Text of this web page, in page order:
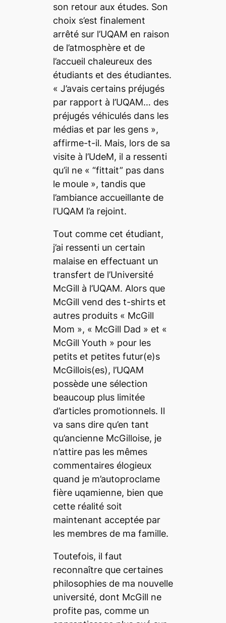
son retour aux études. Son
choix s’est finalement
arrêté sur l’UQAM en raison
de l’atmosphère et de
l’accueil chaleureux des
étudiants et des étudiantes.
« J’avais certains préjugés
par rapport à l’UQAM… des
préjugés véhiculés dans les
médias et par les gens »,
affirme-t-il. Mais, lors de sa
visite à l’UdeM, il a ressenti
qu’il ne « “fittait” pas dans
le moule », tandis que
l’ambiance accueillante de
l’UQAM l’a rejoint.
Tout comme cet étudiant,
j’ai ressenti un certain
malaise en effectuant un
transfert de l’Université
McGill à l’UQAM. Alors que
McGill vend des t-shirts et
autres produits « McGill
Mom », « McGill Dad » et «
McGill Youth » pour les
petits et petites futur(e)s
McGillois(es), l’UQAM
possède une sélection
beaucoup plus limitée
d’articles promotionnels. Il
va sans dire qu’en tant
qu’ancienne McGilloise, je
n’attire pas les mêmes
commentaires élogieux
quand je m’autoproclame
fière uqamienne, bien que
cette réalité soit
maintenant acceptée par
les membres de ma famille.
Toutefois, il faut
reconnaître que certaines
philosophies de ma nouvelle
université, dont McGill ne
profite pas, comme un